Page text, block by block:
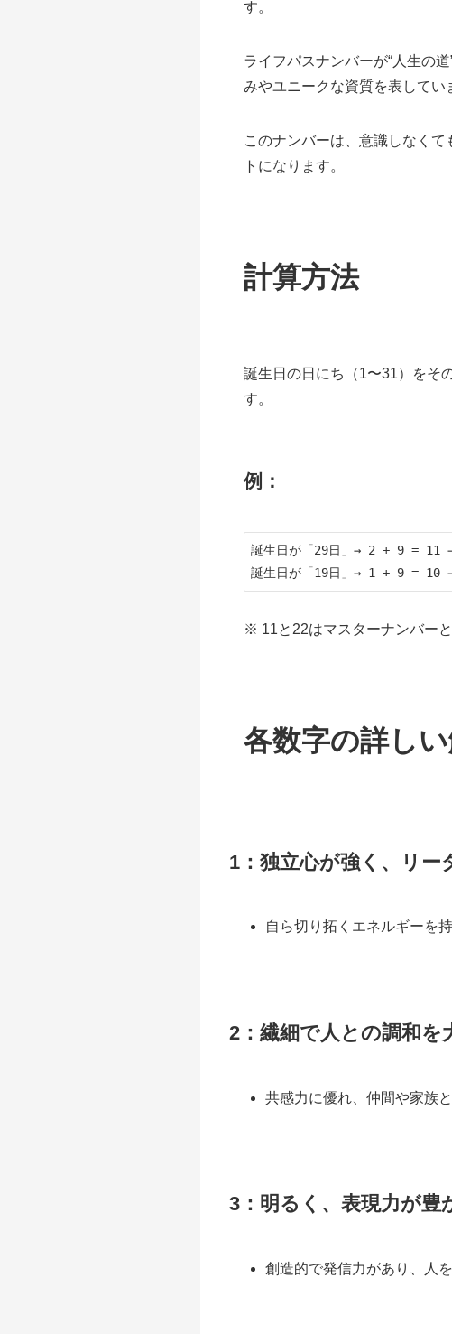
す。
ライフパスナンバーが“人生の
みやユニークな資質を表してい
このナンバーは、意識しなくて
トになります。
計算方法
誕生日の日にち（1〜31）をそ
す。
例：
誕生日が「29日」→ 2 + 9 = 11 →
※ 11と22はマスターナンバー
各数字の詳し
1：独立心が強く、リー
自ら切り拓くエネルギーを
2：繊細で人との調和を
共感力に優れ、仲間や家族
3：明るく、表現力が豊
創造的で発信力があり、人